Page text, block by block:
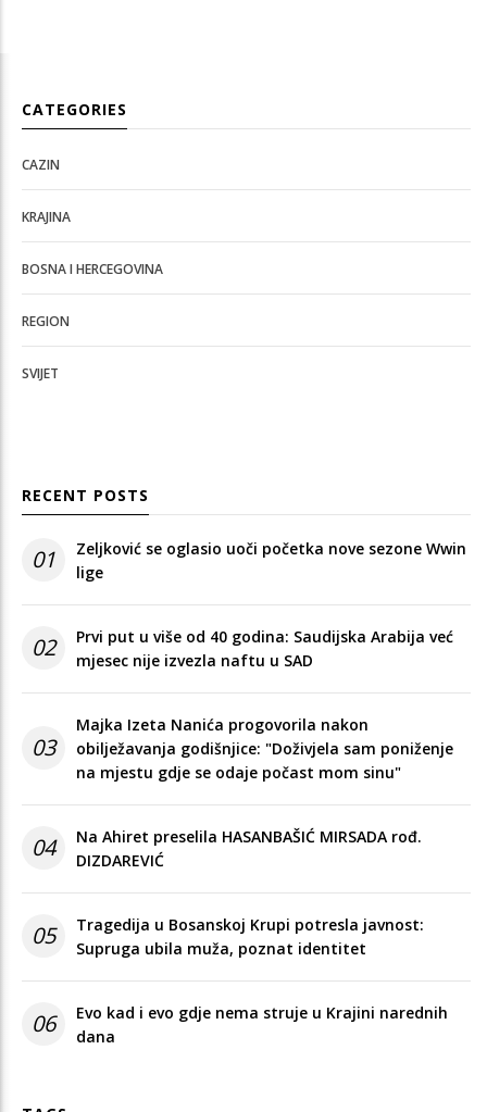
CATEGORIES
CAZIN
KRAJINA
BOSNA I HERCEGOVINA
REGION
SVIJET
RECENT POSTS
01
Zeljković se oglasio uoči početka nove sezone Wwin
lige
02
Prvi put u više od 40 godina: Saudijska Arabija već
mjesec nije izvezla naftu u SAD
03
Majka Izeta Nanića progovorila nakon
obilježavanja godišnjice: "Doživjela sam poniženje
na mjestu gdje se odaje počast mom sinu"
04
Na Ahiret preselila HASANBAŠIĆ MIRSADA rođ.
DIZDAREVIĆ
05
Tragedija u Bosanskoj Krupi potresla javnost:
Supruga ubila muža, poznat identitet
06
Evo kad i evo gdje nema struje u Krajini narednih
dana